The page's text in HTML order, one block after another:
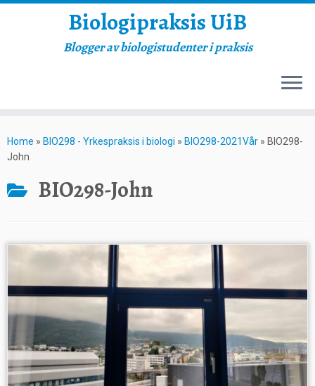
to
content
Biologipraksis UiB
Blogger av biologistudenter i praksis
Home » BIO298 - Yrkespraksis i biologi » BIO298-2021Vår » BIO298-
John
BIO298-John